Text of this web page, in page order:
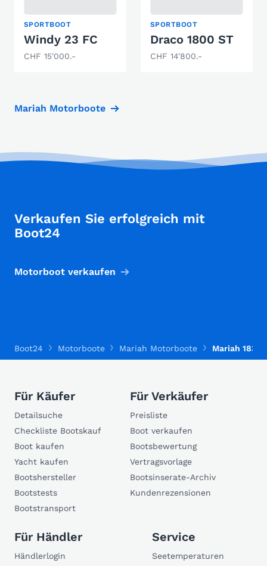
SPORTBOOT
Windy 23 FC
CHF 15'000.-
SPORTBOOT
Draco 1800 ST
CHF 14'800.-
Mariah Motorboote
Verkaufen Sie erfolgreich mit
Boot24
Motorboot verkaufen
Boot24 Motorboote Mariah Motorboote Mariah 183
Für Käufer
Detailsuche
Checkliste Bootskauf
Boot kaufen
Yacht kaufen
Bootshersteller
Bootstests
Bootstransport
Für Verkäufer
Preisliste
Boot verkaufen
Bootsbewertung
Vertragsvorlage
Bootsinserate-Archiv
Kundenrezensionen
Für Händler
Händlerlogin
Service
Seetemperaturen